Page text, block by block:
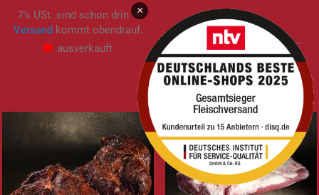
7% USt. sind schon drin –
Versand kommt obendrauf.
ausverkauft
49,95 €
2,17 €/ 100 g
7% USt. sind schon drin –
Versandkommt obendrauf.
sofort verfügbar
×